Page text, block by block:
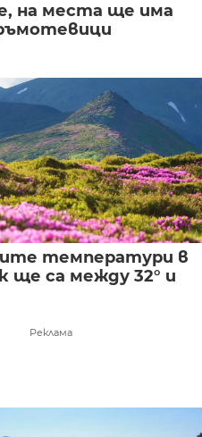
на места ще има
температури в
ще са между 32° и
Реклама